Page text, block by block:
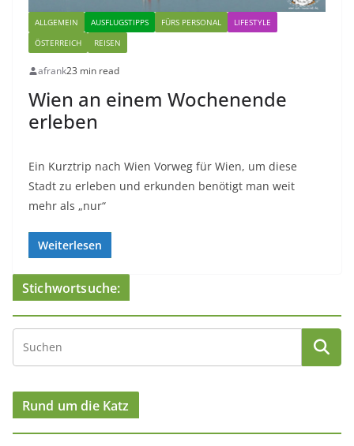
ALLGEMEIN AUSFLUGSTIPPS FÜRS PERSONAL
LIFESTYLE
ÖSTERREICH
REISEN
afrank23 min read
Wien an einem Wochenende
erleben
Ein Kurztrip nach Wien Vorweg für Wien, um diese
Stadt zu erleben und erkunden benötigt man weit
mehr als „nur“
Weiterlesen
Stichwortsuche:
Rund um die Katz